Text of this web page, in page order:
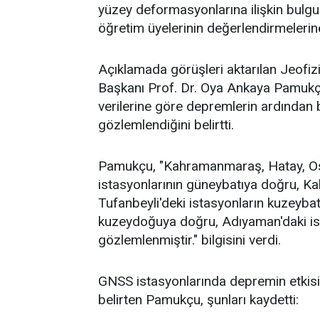
yüzey deformasyonlarına ilişkin
öğretim üyelerinin
Açıklamada görüşleri aktarılan
Başkanı Prof. Dr. Oya Ankaya
verilerine göre depremlerin
gözlemlendiğini belirtti.
Pamukçu, "Kahramanmaraş, Hatay,
istasyonlarının güneybatıya doğru,
Tufanbeyli'deki istasyonların
kuzeydoğuya doğru, Adıyaman'daki
gözlemlenmiştir." bilgisini verdi.
GNSS istasyonlarında depremin
belirten Pamukçu, şunları kaydetti: